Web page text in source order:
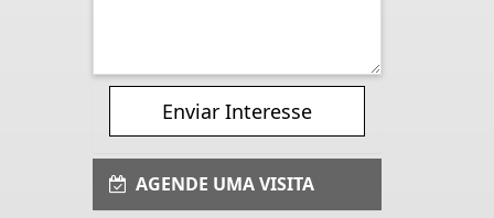
Enviar Interesse
AGENDE UMA VISITA